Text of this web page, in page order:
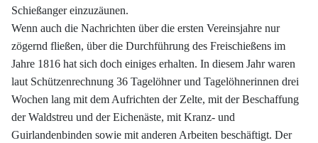
Schießanger einzuzäunen.
Wenn auch die Nachrichten über die ersten Vereinsjahre nur
zögernd fließen, über die Durchführung des Freischießens im
Jahre 1816 hat sich doch einiges erhalten. In diesem Jahr waren
laut Schützenrechnung 36 Tagelöhner und Tagelöhnerinnen drei
Wochen lang mit dem Aufrichten der Zelte, mit der Beschaffung
der Waldstreu und der Eichenäste, mit Kranz- und
Guirlandenbinden sowie mit anderen Arbeiten beschäftigt. Der